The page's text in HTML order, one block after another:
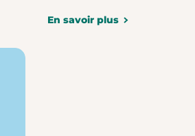
En savoir plus